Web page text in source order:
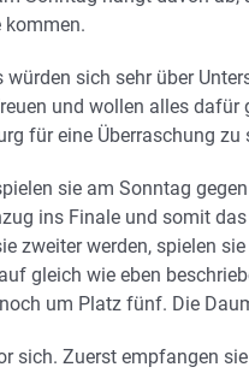
kommen.
würden sich sehr über
und wollen alles dafür
für eine Überraschung zu
sie am Sonntag
ins Finale und somit
zweiter werden, spielen
gleich wie eben
um Platz fünf. Die
sich. Zuerst empfangen